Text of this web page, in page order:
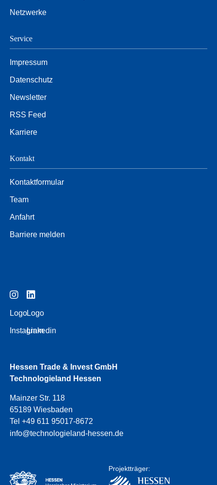
Netzwerke
Service
Impressum
Datenschutz
Newsletter
RSS Feed
Karriere
Kontakt
Kontaktformular
Team
Anfahrt
Barriere melden
Logo
Instagram
Logo
Linkedin
Hessen Trade & Invest GmbH
Technologieland Hessen
Mainzer Str. 118
65189 Wiesbaden
Tel +49 611 95017-8672
info@technologieland-hessen.de
Projektträger: